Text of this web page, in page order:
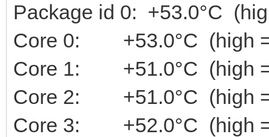
Package id 0: +53.0°C
Core 0: +53.0°C (high =
Core 1: +51.0°C (high =
Core 2: +51.0°C (high =
Core 3: +52.0°C (high =